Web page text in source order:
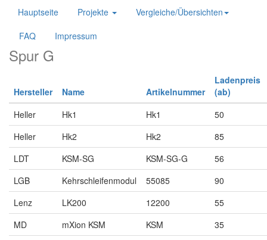
Hauptseite Projekte
Vergleiche/Übersichten
FAQ
Impressum
Spur G
Hersteller Name Artikelnummer
Ladenpreis
(ab)
Heller
Hk1 Hk1
50
Heller
Hk2 Hk2
85
LDT
KSM-SG KSM-SG-G
56
LGB
Kehrschleifenmodul 55085
90
Lenz
LK200 12200
55
MD
mXion KSM KSM
35